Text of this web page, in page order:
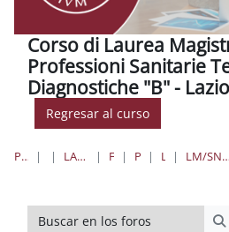
Corso di Laurea
Professioni Sanitarie
Diagnostiche "B" -
Regresar al curso
PÁGINA PRINCIPAL CURSOS
LAUREE TRIENNALI, MAGISTRALI, A CICLO UNICO LAUREE MAGISTRALI LM/SNT03 SCIENZE DELLE PROFESSIONI SANITARIE TECNICHE DIAGNOSTICHE
Buscar en los foros